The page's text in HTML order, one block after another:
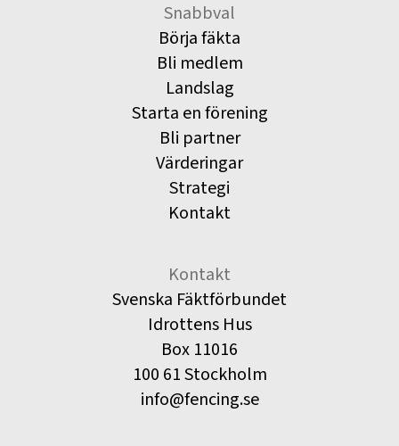
Snabbval
Börja fäkta
Bli medlem
Landslag
Starta en förening
Bli partner
Värderingar
Strategi
Kontakt
Kontakt
Svenska Fäktförbundet
Idrottens Hus
Box 11016
100 61 Stockholm
info@fencing.se